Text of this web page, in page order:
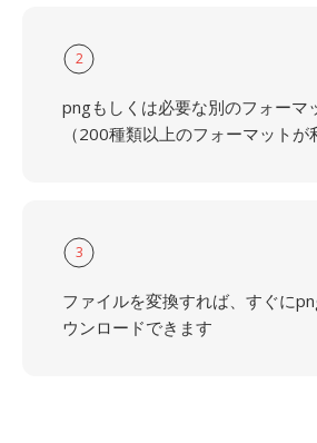
2
pngもしくは必要な別のフォーマ
（200種類以上のフォーマットが
3
ファイルを変換すれば、すぐに
ウンロードできます